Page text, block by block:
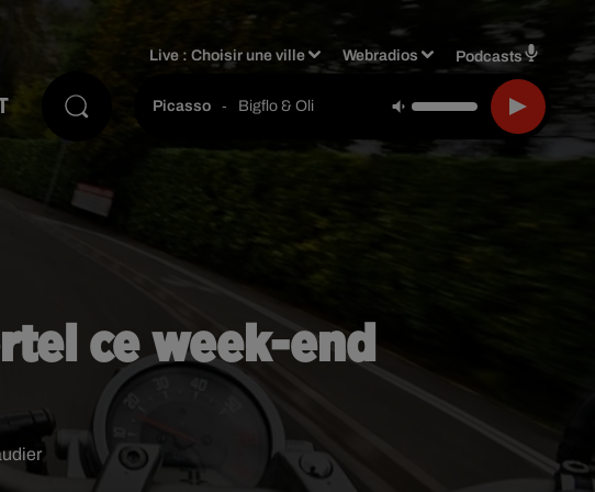
Live :Choisir une ville Webradios Podcasts
Picasso - Bigflo & Oli
ce week-end